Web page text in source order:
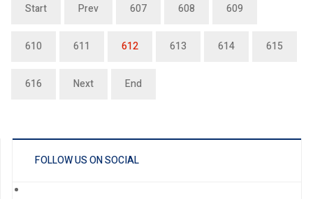
Start Prev 607 608 609
610 611 612 613 614 615
616 Next End
FOLLOW US ON SOCIAL